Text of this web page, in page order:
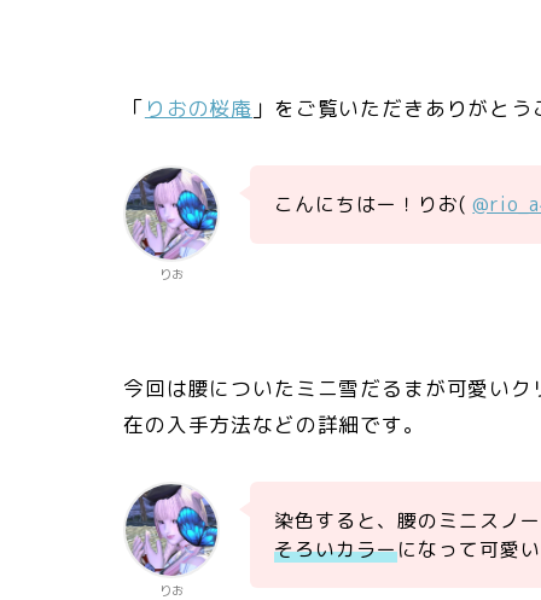
「 りおの桜庵 」をご覧いただきありがと
りお
こんにちはー！りお(
今回は腰についたミニ雪だるまが可愛いク
在の入手方法などの詳細です。
りお
染色すると、腰のミニスノ
そろいカラーになって可愛